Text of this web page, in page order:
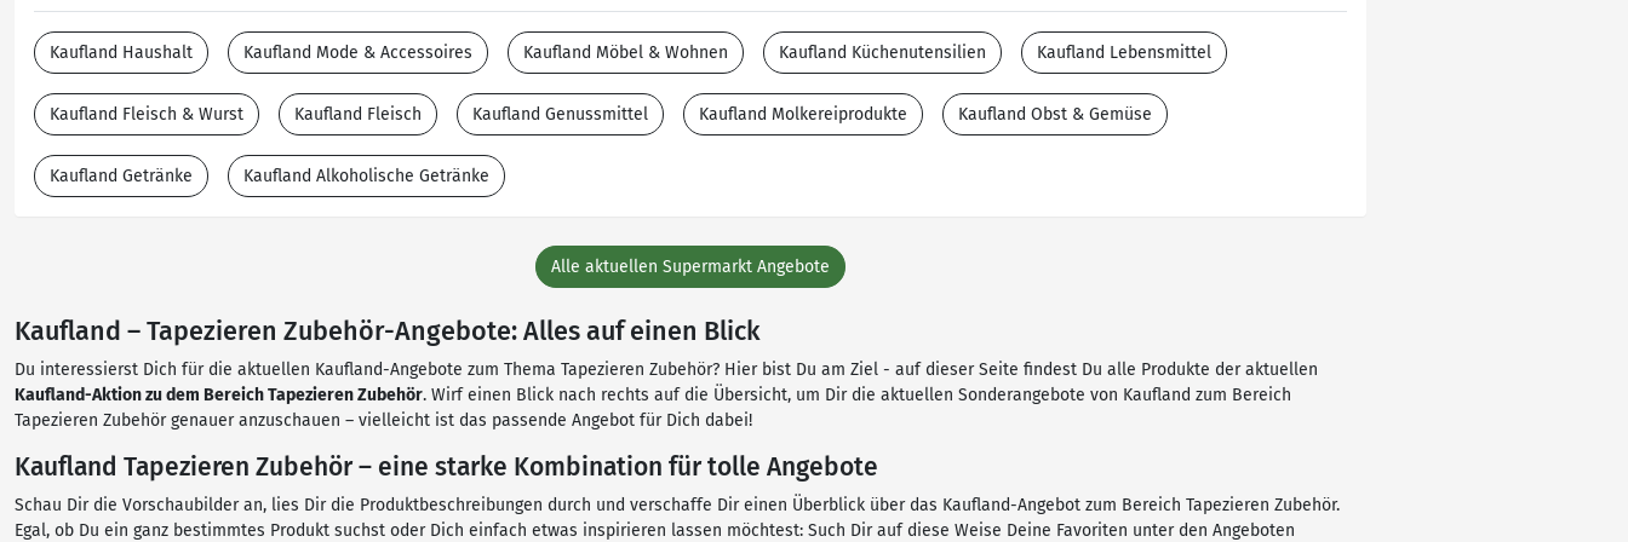
Kaufland Haushalt Kaufland Mode & Accessoires Kaufland Möbel & Wohnen Kaufland Küchenutensilien Kaufland Lebensmittel
Kaufland Fleisch & Wurst Kaufland Fleisch Kaufland Genussmittel Kaufland Molkereiprodukte Kaufland Obst & Gemüse
Kaufland Getränke Kaufland Alkoholische Getränke
Alle aktuellen Supermarkt Angebote
Kaufland – Tapezieren Zubehör-Angebote: Alles auf einen Blick
Du interessierst Dich für die aktuellen Kaufland-Angebote zum Thema Tapezieren Zubehör? Hier bist Du am Ziel - auf dieser Seite findest Du alle Produkte der aktuellen
Kaufland-Aktion zu dem Bereich Tapezieren Zubehör. Wirf einen Blick nach rechts auf die Übersicht, um Dir die aktuellen Sonderangebote von Kaufland zum Bereich
Tapezieren Zubehör genauer anzuschauen – vielleicht ist das passende Angebot für Dich dabei!
Kaufland Tapezieren Zubehör – eine starke Kombination für tolle Angebote
Schau Dir die Vorschaubilder an, lies Dir die Produktbeschreibungen durch und verschaffe Dir einen Überblick über das Kaufland-Angebot zum Bereich Tapezieren Zubehör.
Egal, ob Du ein ganz bestimmtes Produkt suchst oder Dich einfach etwas inspirieren lassen möchtest: Such Dir auf diese Weise Deine Favoriten unter den Angeboten